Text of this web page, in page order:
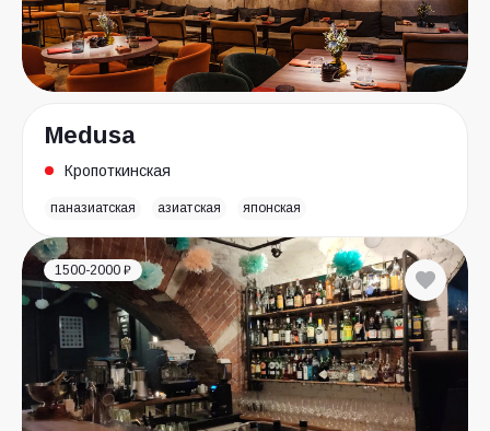
Medusa
Кропоткинская
паназиатская азиатская японская
1500-2000 ₽